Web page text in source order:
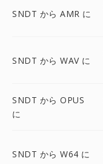
SNDT から AMR に
SNDT から WAV に
SNDT から OPUS
に
SNDT から W64 に